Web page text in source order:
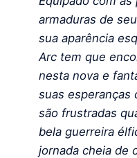
armaduras de
sua aparência
Arc tem que
nesta nova e
suas esperanças
são frustradas
bela guerreira
jornada cheia de